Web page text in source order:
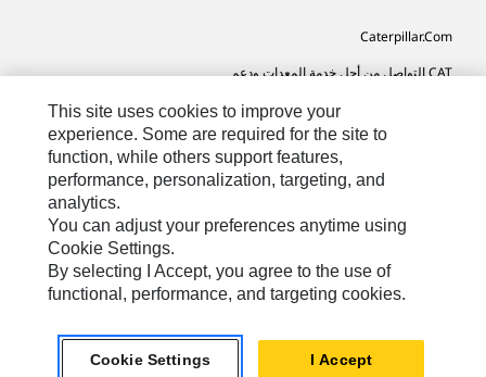
Caterpillar.com
CAT التواصل من أجل خدمة المعدات ودعم
تفضيلات التسويق الخاصة بي
خريطة الموقع
Cookie Settings
SA-Arabic© 2026 Caterpillar. كل الحقوق محفوظة
This site uses cookies to improve your
experience. Some are required for the site to
function, while others support features,
performance, personalization, targeting, and
analytics.
You can adjust your preferences anytime using
Cookie Settings.
By selecting I Accept, you agree to the use of
functional, performance, and targeting cookies.
Cookie Settings I Accept